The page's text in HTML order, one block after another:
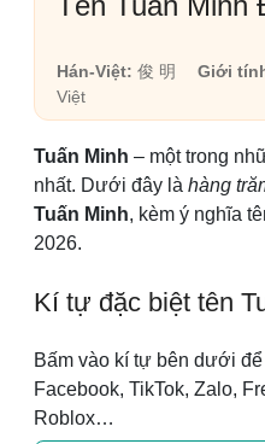
Hán-Việt: 俊 明 Giới
Việt
Tuấn Minh – một trong
nhất. Dưới đây là hàng
Tuấn Minh, kèm ý nghĩa
2026.
Kí tự đặc biệt tên
Bấm vào kí tự bên dưới
Facebook, TikTok, Zalo,
Roblox…